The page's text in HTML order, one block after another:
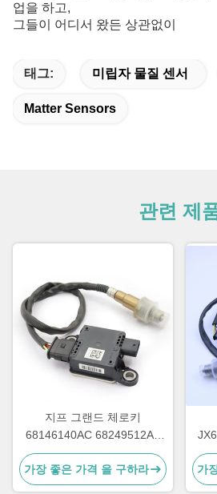
업을 하고,
그들이 어디서 왔든 상관없이
태그: 미립자 물질 센서
Matter Sensors
관련 제
지프 그랜드 체로키
68146140AC 68249512AA
68249512AB
가장 좋은 가격 을 구하라
가